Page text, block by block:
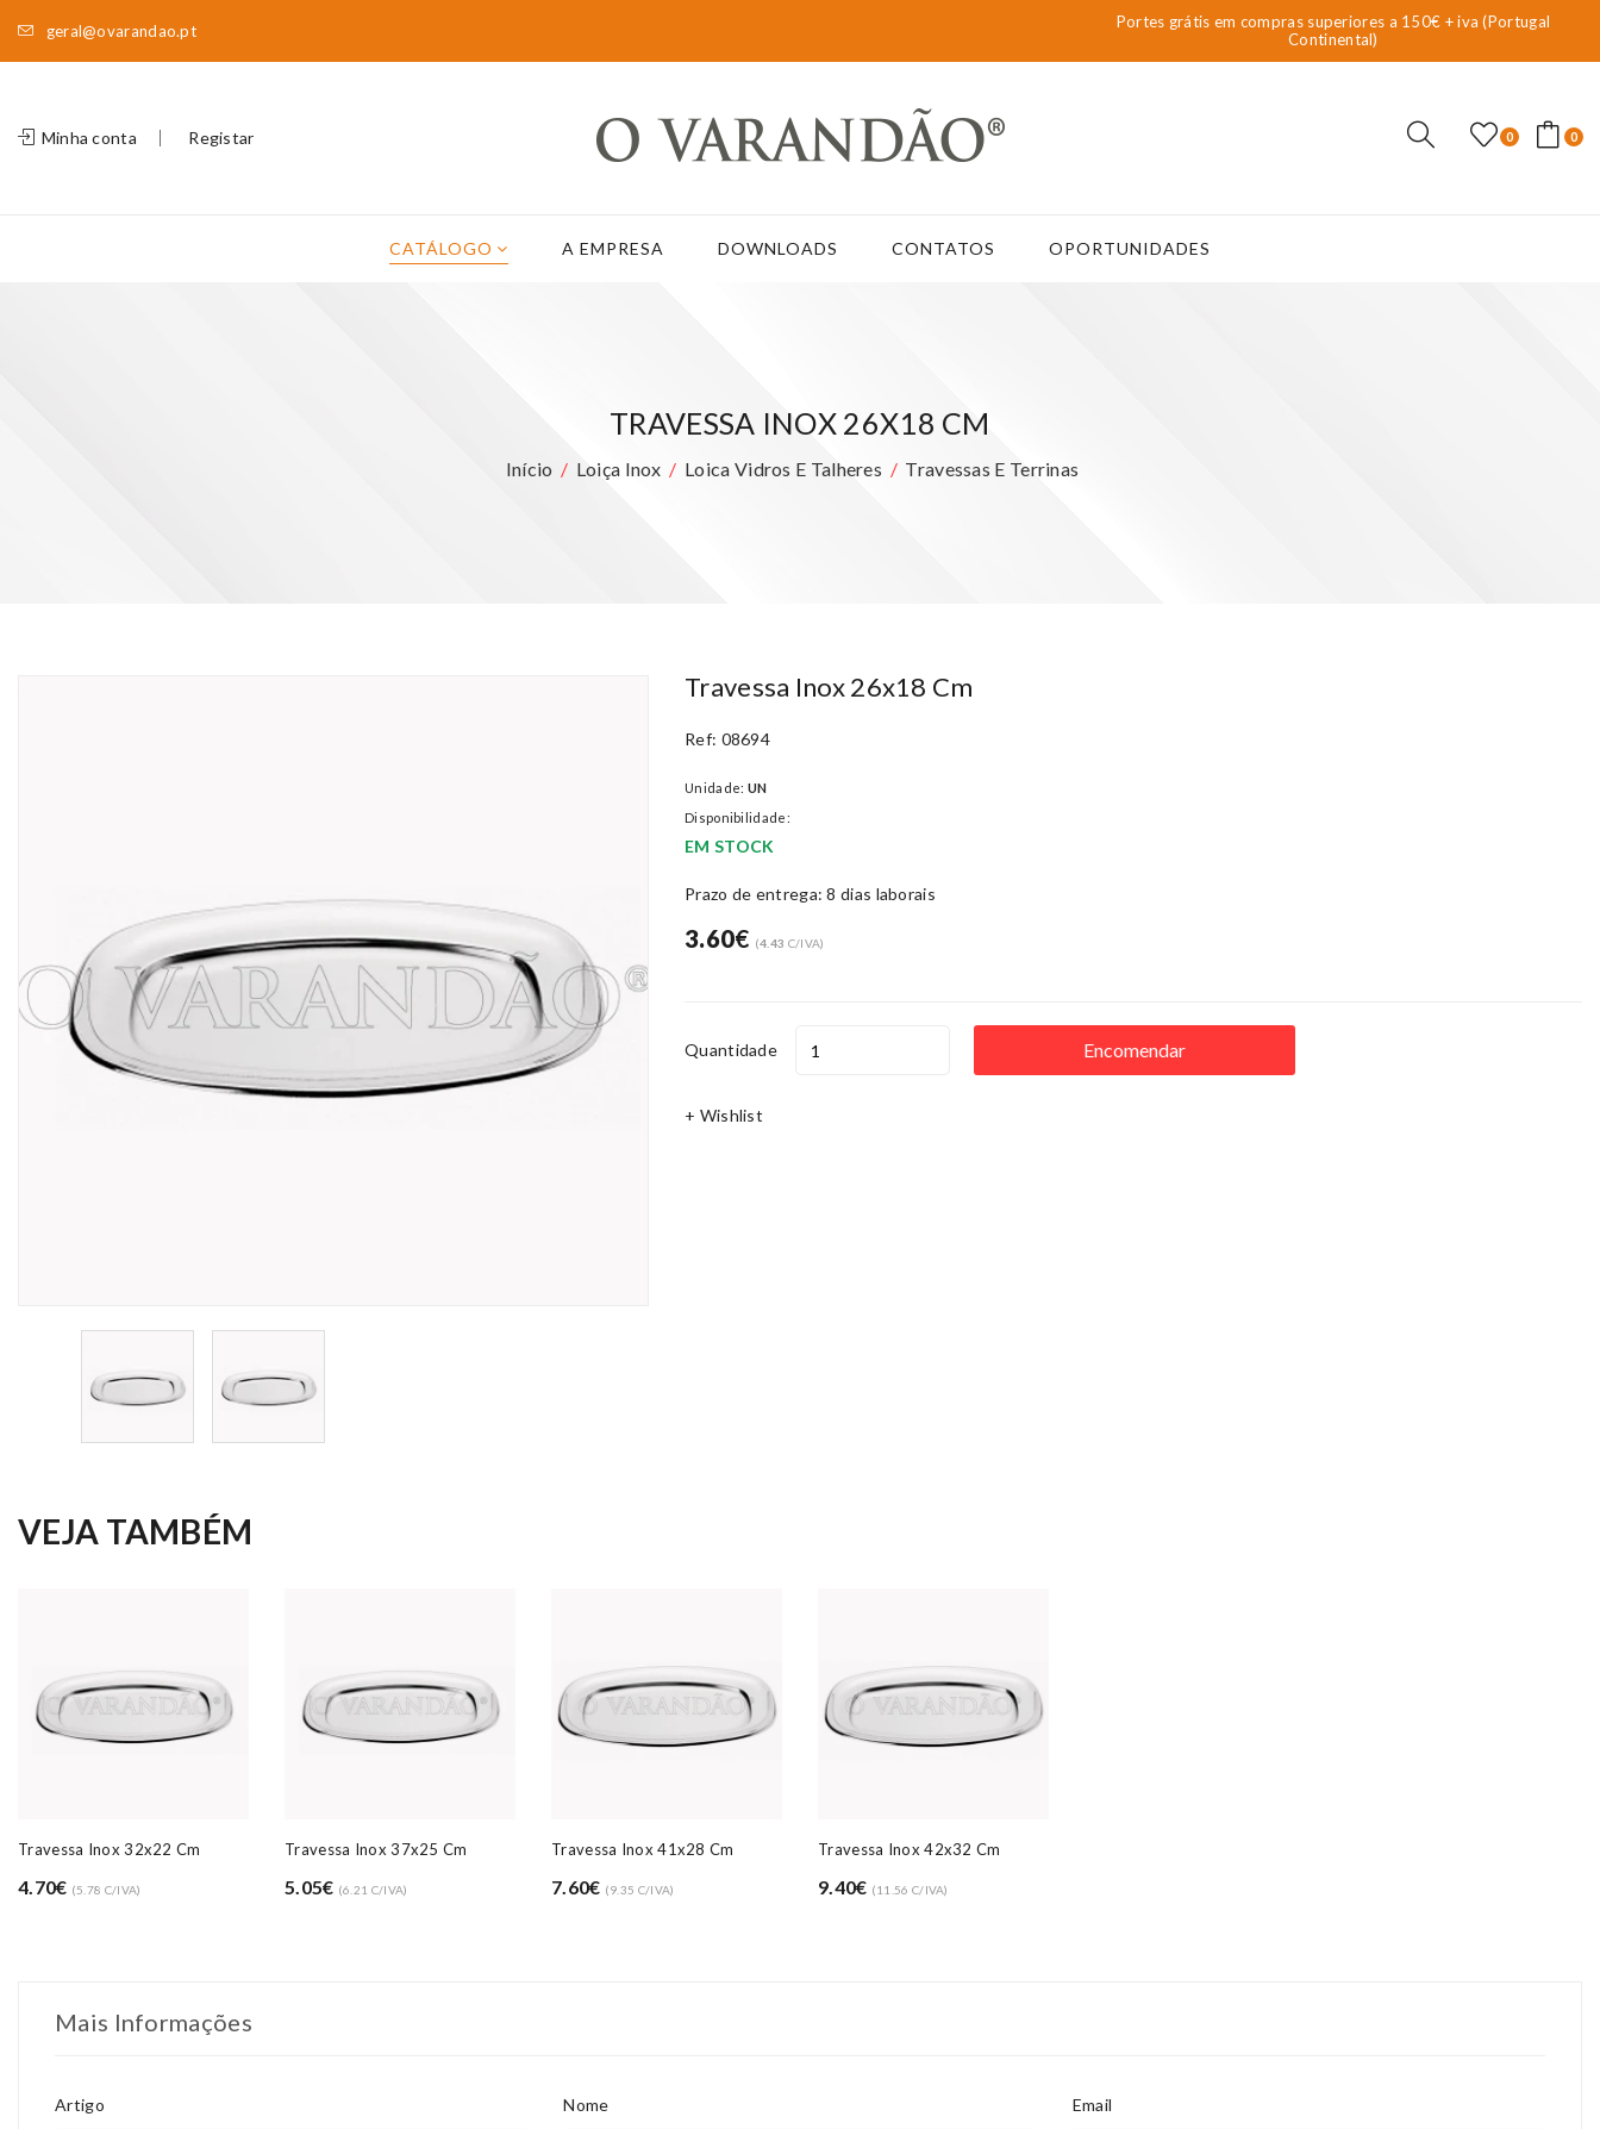
geral@ovarandao.pt
Portes grátis em compras superiores a 150€ + iva (Portugal
Continental)
Minha conta Registar 0 0
CATÁLOGO A EMPRESA DOWNLOADS CONTATOS OPORTUNIDADES
TRAVESSA INOX 26X18 CM
Início Loiça Inox Loica Vidros E Talheres Travessas E Terrinas
Travessa Inox 26x18 Cm
Ref: 08694
Unidade: UN
Disponibilidade:
EM STOCK
Prazo de entrega: 8 dias laborais
3.60€ (4.43 C/IVA)
Quantidade Encomendar
+ Wishlist
VEJA TAMBÉM
Travessa Inox 32x22 Cm
4.70€ (5.78 C/IVA)
Travessa Inox 37x25 Cm
5.05€ (6.21 C/IVA)
Travessa Inox 41x28 Cm
7.60€ (9.35 C/IVA)
Travessa Inox 42x32 Cm
9.40€ (11.56 C/IVA)
Mais Informações
Artigo Nome Email